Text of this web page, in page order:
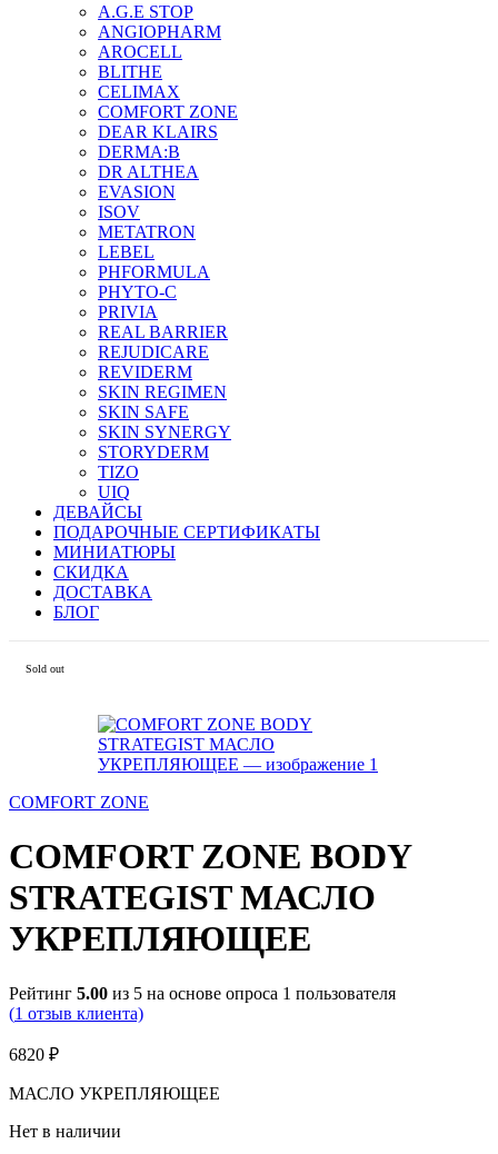
A.G.E STOP
ANGIOPHARM
AROCELL
BLITHE
CELIMAX
COMFORT ZONE
DEAR KLAIRS
DERMA:B
DR ALTHEA
EVASION
ISOV
METATRON
LEBEL
PHFORMULA
PHYTO-C
PRIVIA
REAL BARRIER
REJUDICARE
REVIDERM
SKIN REGIMEN
SKIN SAFE
SKIN SYNERGY
STORYDERM
TIZO
UIQ
ДЕВАЙСЫ
ПОДАРОЧНЫЕ СЕРТИФИКАТЫ
МИНИАТЮРЫ
СКИДКА
ДОСТАВКА
БЛОГ
Sold out
COMFORT ZONE
COMFORT ZONE BODY
STRATEGIST МАСЛО
УКРЕПЛЯЮЩЕЕ
Рейтинг 5.00 из 5 на основе опроса 1 пользователя
(1 отзыв клиента)
6820 ₽
МАСЛО УКРЕПЛЯЮЩЕЕ
Нет в наличии